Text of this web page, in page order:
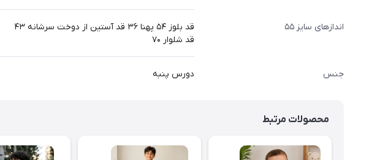
اندازهای سایز ۵۵
قد بلوز ۵۴ پهنا ۳۶ قد آستین از دوخت سرشانه ۴۳
قد شلوار ۷۰
جنس دورس پنبه
محصولات مرتبط